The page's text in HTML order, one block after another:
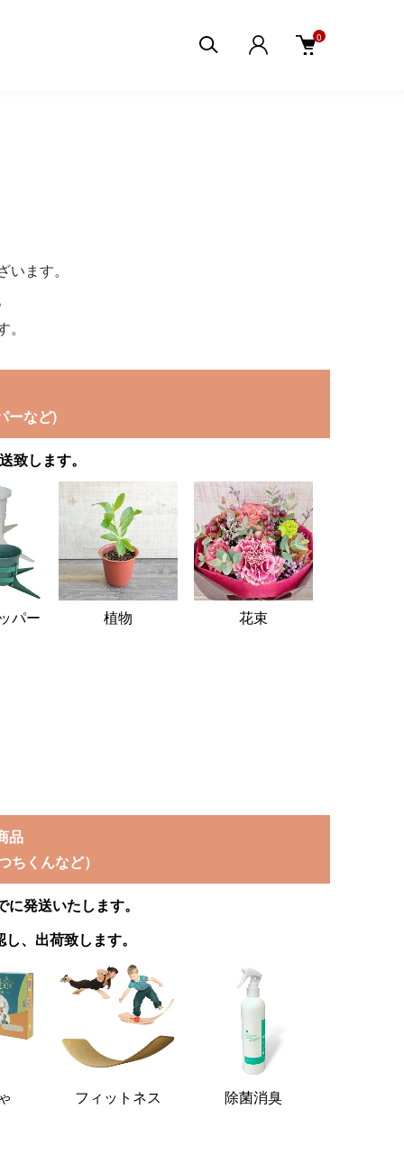
0
ます。
ーなど)
致します。
パー 植物 花束
品
ちくんなど）
発送いたします。
、出荷致します。
フィットネス 除菌消臭